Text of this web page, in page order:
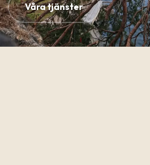
Våra tjänster